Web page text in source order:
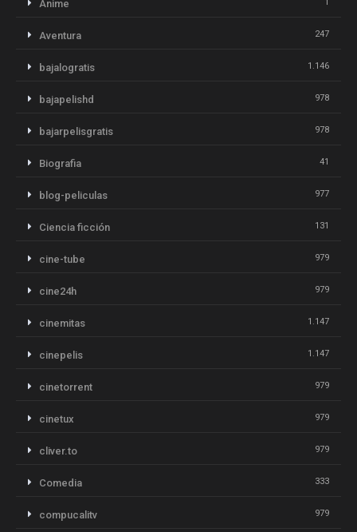
Anime
Aventura 247
bajalogratis 1.146
bajapelishd 978
bajarpelisgratis 978
Biografia 41
blog-peliculas 977
Ciencia ficción 131
cine-tube 979
cine24h 979
cinemitas 1.147
cinepelis 1.147
cinetorrent 979
cinetux 979
cliver.to 979
Comedia 333
compucalitv 979